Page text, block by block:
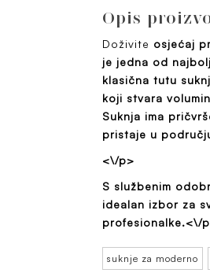
Opis
Doživite osjećaj
je jedna od
klasična tutu
koji stvara
Suknja ima
pristaje u
<\/p>
S službenim
idealan izbor za
profesionalke.<\/
suknje za moderno